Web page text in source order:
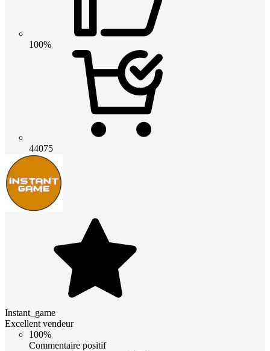
100%
44075
Instant_game
Excellent vendeur
100%
Commentaire positif